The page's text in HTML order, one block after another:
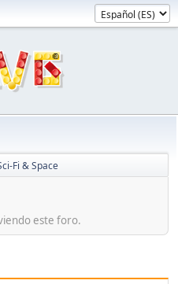
Fi & Space
este foro.